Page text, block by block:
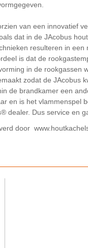
van een innovatief
dat in de JAcobus
resulteren in een
is dat de
in de rookgassen
zodat de JAcobus
de brandkamer een
en is het vlammenspel
dealer. Dus service en
door